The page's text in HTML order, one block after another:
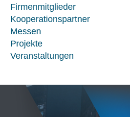
Firmenmitglieder
Kooperationspartner
Messen
Projekte
Veranstaltungen